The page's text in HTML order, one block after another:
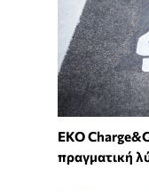
EKO
πραγματική